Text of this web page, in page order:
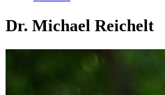
Dr. Michael Reichelt